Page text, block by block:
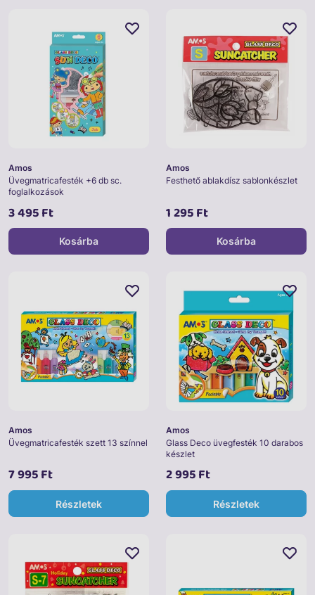
Amos
Üvegmatricafesték +6 db sc.
foglalkozások
3 495 Ft
Kosárba
Amos
Festhető ablakdísz sablonkészlet
1 295 Ft
Kosárba
Amos
Üvegmatricafesték szett 13 színnel
7 995 Ft
Részletek
Amos
Glass Deco üvegfesték 10 darabos
készlet
2 995 Ft
Részletek